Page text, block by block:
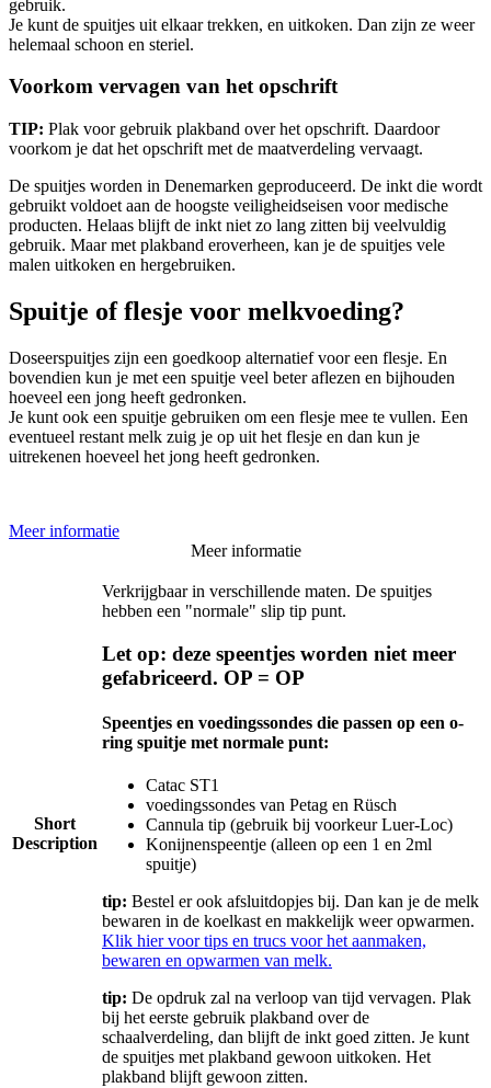
gebruik.
Je kunt de spuitjes uit elkaar trekken, en uitkoken. Dan zijn ze weer
helemaal schoon en steriel.
Voorkom vervagen van het opschrift
TIP: Plak voor gebruik plakband over het opschrift. Daardoor
voorkom je dat het opschrift met de maatverdeling vervaagt.
De spuitjes worden in Denemarken geproduceerd. De inkt die wordt
gebruikt voldoet aan de hoogste veiligheidseisen voor medische
producten. Helaas blijft de inkt niet zo lang zitten bij veelvuldig
gebruik. Maar met plakband eroverheen, kan je de spuitjes vele
malen uitkoken en hergebruiken.
Spuitje of flesje voor melkvoeding?
Doseerspuitjes zijn een goedkoop alternatief voor een flesje. En
bovendien kun je met een spuitje veel beter aflezen en bijhouden
hoeveel een jong heeft gedronken.
Je kunt ook een spuitje gebruiken om een flesje mee te vullen. Een
eventueel restant melk zuig je op uit het flesje en dan kun je
uitrekenen hoeveel het jong heeft gedronken.
Meer informatie
Meer informatie
Short
Description
Verkrijgbaar in verschillende maten. De spuitjes
hebben een "normale" slip tip punt.
Let op: deze speentjes worden niet meer
gefabriceerd. OP = OP
Speentjes en voedingssondes die passen op een o-
ring spuitje met normale punt:
Catac ST1
voedingssondes van Petag en Rüsch
Cannula tip (gebruik bij voorkeur Luer-Loc)
Konijnenspeentje (alleen op een 1 en 2ml
spuitje)
tip: Bestel er ook afsluitdopjes bij. Dan kan je de melk
bewaren in de koelkast en makkelijk weer opwarmen.
Klik hier voor tips en trucs voor het aanmaken,
bewaren en opwarmen van melk.
tip: De opdruk zal na verloop van tijd vervagen. Plak
bij het eerste gebruik plakband over de
schaalverdeling, dan blijft de inkt goed zitten. Je kunt
de spuitjes met plakband gewoon uitkoken. Het
plakband blijft gewoon zitten.